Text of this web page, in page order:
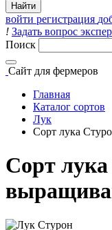
войти регистрация
! Задать вопрос
Поиск
Сайт для фермеров
Главная
Каталог сортов
Лук
Сорт лука
Сорт